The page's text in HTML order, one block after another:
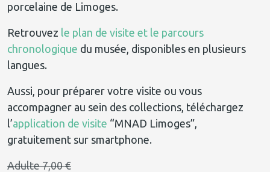
porcelaine de Limoges.
Retrouvez le plan de visite et le parcours
chronologique du musée, disponibles en plusieurs
langues.
Aussi, pour préparer votre visite ou vous
accompagner au sein des collections, téléchargez
l’application de visite “MNAD Limoges”,
gratuitement sur smartphone.
Adulte 7,00 €